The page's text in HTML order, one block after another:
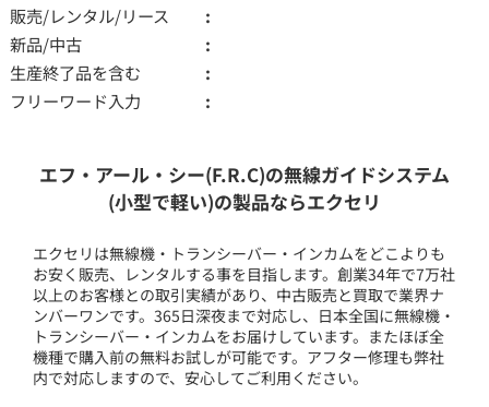
販売/レンタル/リース
新品/中古
生産終了品を含む
フリーワード入力
エフ・アール・シー(F.R.C)の無線ガイドシステム
(小型で軽い)の製品ならエクセリ
エクセリは無線機・トランシーバー・インカムをどこよりも
お安く販売、レンタルする事を目指します。創業34年で7万社
以上のお客様との取引実績があり、中古販売と買取で業界ナ
ンバーワンです。365日深夜まで対応し、日本全国に無線機・
トランシーバー・インカムをお届けしています。またほぼ全
機種で購入前の無料お試しが可能です。アフター修理も弊社
内で対応しますので、安心してご利用ください。